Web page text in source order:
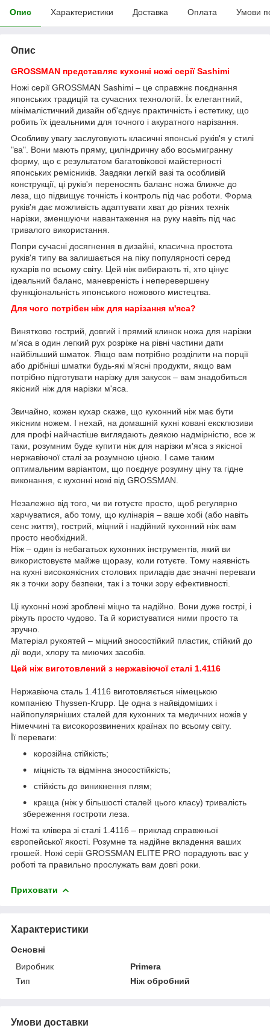
Опис Характеристики Доставка Оплата Умови
Опис
GROSSMAN представляє кухонні ножі серії Sashimi
Ножі серії GROSSMAN Sashimi – це справжнє поєднання
японських традицій та сучасних технологій. Їх елегантний,
мінімалістичний дизайн об'єднує практичність і естетику, що
робить їх ідеальними для точного і акуратного нарізання.
Особливу увагу заслуговують класичні японські руків'я у стилі
"ва". Вони мають пряму, циліндричну або восьмигранну
форму, що є результатом багатовікової майстерності
японських ремісників. Завдяки легкій вазі та особливій
конструкції, ці руків'я переносять баланс ножа ближче до
леза, що підвищує точність і контроль під час роботи. Форма
руків'я дає можливість адаптувати хват до різних технік
нарізки, зменшуючи навантаження на руку навіть під час
тривалого використання.
Попри сучасні досягнення в дизайні, класична простота
руків'я типу ва залишається на піку популярності серед
кухарів по всьому світу. Цей ніж вибирають ті, хто цінує
ідеальний баланс, маневреність і неперевершену
функціональність японського ножового мистецтва.
Для чого потрібен ніж для нарізання м'яса?
Винятково гострий, довгий і прямий клинок ножа для нарізки
м'яса в один легкий рух розріже на рівні частини дати
найбільший шматок. Якщо вам потрібно розділити на порції
або дрібніші шматки будь-які м'ясні продукти, якщо вам
потрібно підготувати нарізку для закусок – вам знадобиться
якісний ніж для нарізки м'яса.
Звичайно, кожен кухар скаже, що кухонний ніж має бути
якісним ножем. І нехай, на домашній кухні ковані ексклюзиви
для профі найчастіше виглядають деякою надмірністю, все ж
таки, розумним буде купити ніж для нарізки м'яса з якісної
нержавіючої сталі за розумною ціною. І саме таким
оптимальним варіантом, що поєднує розумну ціну та гідне
виконання, є кухонні ножі від GROSSMAN.
Незалежно від того, чи ви готуєте просто, щоб регулярно
харчуватися, або тому, що кулінарія – ваше хобі (або навіть
сенс життя), гострий, міцний і надійний кухонний ніж вам
просто необхідний.
Ніж – один із небагатьох кухонних інструментів, який ви
використовуєте майже щоразу, коли готуєте. Тому наявність
на кухні високоякісних столових приладів дає значні переваги
як з точки зору безпеки, так і з точки зору ефективності.
Ці кухонні ножі зроблені міцно та надійно. Вони дуже гострі, і
ріжуть просто чудово. Та й користуватися ними просто та
зручно.
Матеріал рукоятей – міцний зносостійкий пластик, стійкий до
дії води, хлору та миючих засобів.
Цей ніж виготовлений з нержавіючої сталі 1.4116
Нержавіюча сталь 1.4116 виготовляється німецькою
компанією Thyssen-Krupp. Це одна з найвідоміших і
найпопулярніших сталей для кухонних та медичних ножів у
Німеччині та високорозвинених країнах по всьому світу.
Її переваги:
корозійна стійкість;
міцність та відмінна зносостійкість;
стійкість до виникнення плям;
краща (ніж у більшості сталей цього класу) тривалість
збереження гостроти леза.
Ножі та клівера зі сталі 1.4116 – приклад справжньої
європейської якості. Розумне та надійне вкладення ваших
грошей. Ножі серії GROSSMAN ELITE PRO порадують вас у
роботі та правильно прослужать вам довгі роки.
Приховати
Характеристики
Основні
Виробник
Primera
Тип
Ніж обробний
Умови доставки